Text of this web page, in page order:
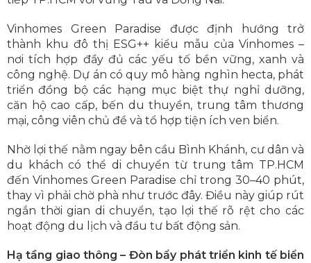
Vinhomes Green Paradise được định hướng trở
thành khu đô thị ESG++ kiểu mẫu của Vinhomes –
nơi tích hợp đầy đủ các yếu tố bền vững, xanh và
công nghệ. Dự án có quy mô hàng nghìn hecta, phát
triển đồng bộ các hạng mục biệt thự nghỉ dưỡng,
căn hộ cao cấp, bến du thuyền, trung tâm thương
mại, công viên chủ đề và tổ hợp tiện ích ven biển.
Nhờ lợi thế nằm ngay bên cầu Bình Khánh, cư dân và
du khách có thể di chuyển từ trung tâm TP.HCM
đến Vinhomes Green Paradise chỉ trong 30–40 phút,
thay vì phải chờ phà như trước đây. Điều này giúp rút
ngắn thời gian di chuyển, tạo lợi thế rõ rệt cho các
hoạt động du lịch và đầu tư bất động sản.
Hạ tầng giao thông – Đòn bẩy phát triển kinh tế biển